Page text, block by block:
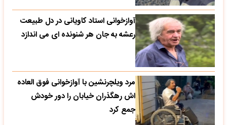
آوازخوانی استاد کاویانی در دل طبیعت
رعشه به جان هر شنونده ای می اندازد
مرد ویلچرنشین با آوازخوانی فوق العاده
اش رهگذران خیابان را دور خودش
جمع کرد